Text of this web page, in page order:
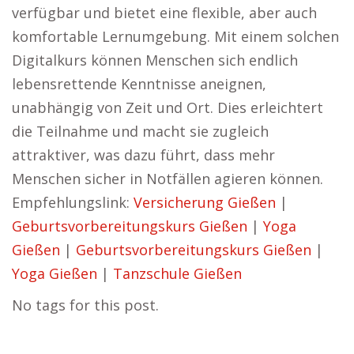
verfügbar und bietet eine flexible, aber auch
komfortable Lernumgebung. Mit einem solchen
Digitalkurs können Menschen sich endlich
lebensrettende Kenntnisse aneignen,
unabhängig von Zeit und Ort. Dies erleichtert
die Teilnahme und macht sie zugleich
attraktiver, was dazu führt, dass mehr
Menschen sicher in Notfällen agieren können.
Empfehlungslink: Versicherung Gießen |
Geburtsvorbereitungskurs Gießen | Yoga
Gießen | Geburtsvorbereitungskurs Gießen |
Yoga Gießen | Tanzschule Gießen
No tags for this post.